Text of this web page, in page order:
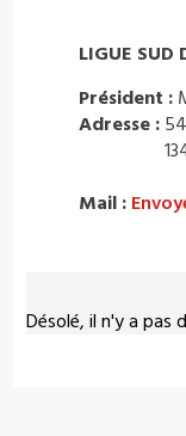
Désolé, il n'y a pas
LIGUE SUD
Président :
Adresse :
Mail :